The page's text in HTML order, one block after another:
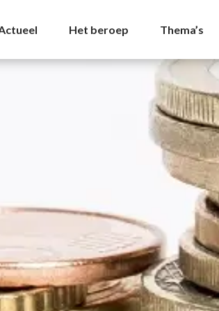
Het beroep Thema’s